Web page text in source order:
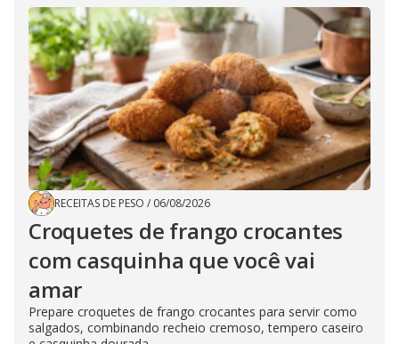
RECEITAS DE PESO / 06/08/2026
Croquetes de frango crocantes
com casquinha que você vai
amar
Prepare croquetes de frango crocantes para servir como
salgados, combinando recheio cremoso, tempero caseiro